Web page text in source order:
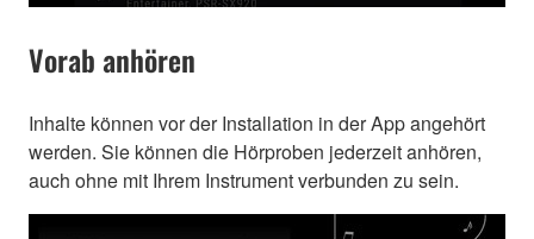
Vorab anhören
Inhalte können vor der Installation in der App angehört
werden. Sie können die Hörproben jederzeit anhören,
auch ohne mit Ihrem Instrument verbunden zu sein.